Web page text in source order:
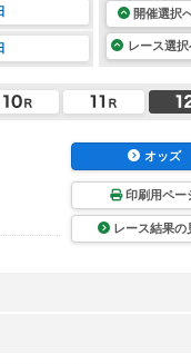
開催選択
レース選択
オッズ
印刷用ペー
レース結果の